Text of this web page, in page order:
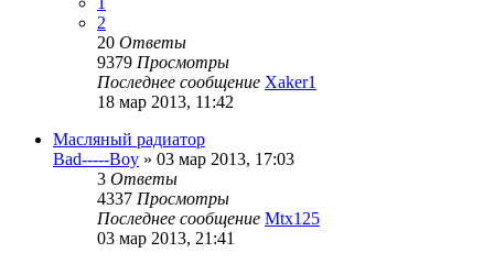
2
20 Ответы
9379 Просмотры
Последнее сообщение Xaker1
18 мар 2013, 11:42
Масляный радиатор
Bad-----Boy » 03 мар 2013, 17:03
3 Ответы
4337 Просмотры
Последнее сообщение Mtx125
03 мар 2013, 21:41